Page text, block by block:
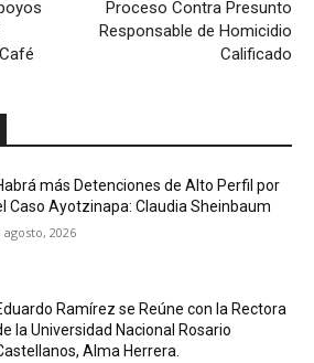
Proceso Contra Presunto
Responsable de Homicidio
Calificado
más Detenciones de Alto Perfil por
Caso Ayotzinapa: Claudia Sheinbaum
agosto, 2026
Ramírez se Reúne con la Rectora
la Universidad Nacional Rosario
Alma Herrera.